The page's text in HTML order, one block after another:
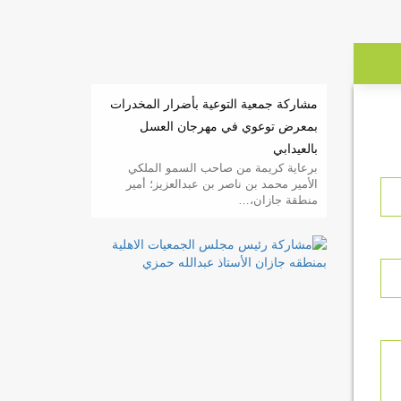
مشاركة جمعية التوعية بأضرار المخدرات
بمعرض توعوي في مهرجان العسل
بالعيدابي
برعاية كريمة من صاحب السمو الملكي
الأمير محمد بن ناصر بن عبدالعزيز؛ أمير
منطقة جازان،…